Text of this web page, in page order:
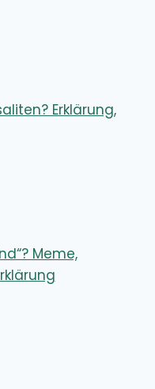
Erklärung,
Meme,